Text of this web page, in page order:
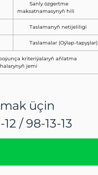
Sanly özgertme
maksatnamasynyň hili
Taslamanyň netijeliligi
Taslamalar (Oýlap-tapyşlar)
kriteriýalaryň aňlatma
jemi
üçin
/ 98-13-13